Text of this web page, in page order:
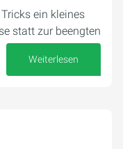
ein kleines
statt zur beengten
Weiterlesen